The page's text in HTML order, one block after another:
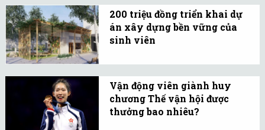
trị độc đáo, giúp doanh
nghiệp phát triển.
200 triệu đồng triển khai dự
án xây dựng bền vững của
sinh viên
Vĩnh Long của sinh viên
Đại học Xây Dựng Miền
Tây đã được chọn để hiện
Vận động viên giành huy
chương Thế vận hội được
thưởng bao nhiêu?